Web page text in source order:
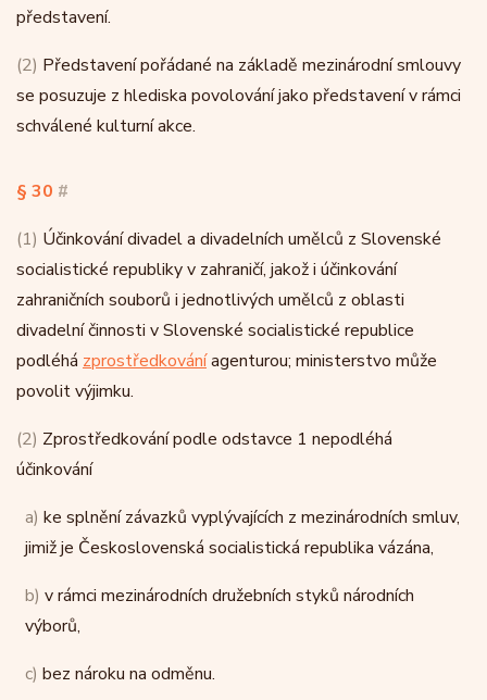
představení.
(2) Představení pořádané na základě mezinárodní smlouvy
se posuzuje z hlediska povolování jako představení v rámci
schválené kulturní akce.
§ 30 #
(1) Účinkování divadel a divadelních umělců z Slovenské
socialistické republiky v zahraničí, jakož i účinkování
zahraničních souborů i jednotlivých umělců z oblasti
divadelní činnosti v Slovenské socialistické republice
podléhá zprostředkováníagenturou; ministerstvo může
povolit výjimku.
(2) Zprostředkování podle odstavce 1 nepodléhá
účinkování
a) ke splnění závazků vyplývajících z mezinárodních smluv,
jimiž je Československá socialistická republika vázána,
b) v rámci mezinárodních družebních styků národních
výborů,
c) bez nároku na odměnu.